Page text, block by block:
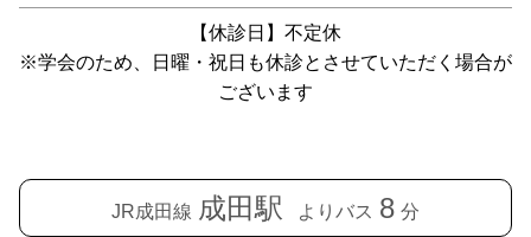
【休診日】不定休
※学会のため、日曜・祝日も休診とさせていただく場合が
ございます
JR成田線 成田駅 よりバス 8 分